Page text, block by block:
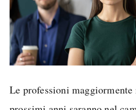
Le professioni